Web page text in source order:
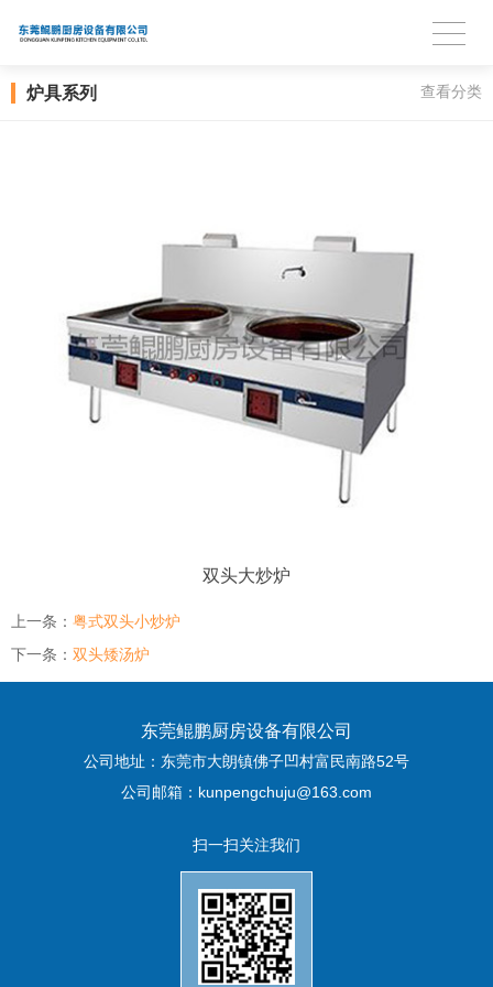
炉具系列 查看分类
双头大炒炉
上一条： 粤式双头小炒炉
下一条： 双头矮汤炉
东莞鲲鹏厨房设备有限公司
公司地址：东莞市大朗镇佛子凹村富民南路52号
公司邮箱：kunpengchuju@163.com
扫一扫关注我们